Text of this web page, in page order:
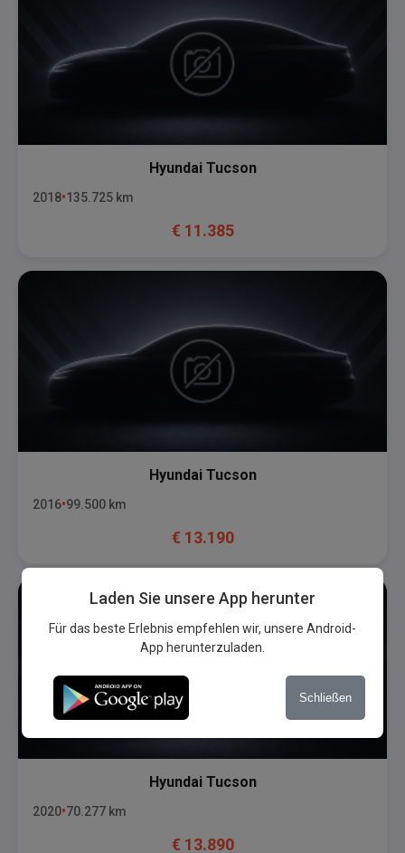
Hyundai Tucson
2018 135.725 km
€ 11.385
Hyundai Tucson
2016 99.500 km
€ 13.190
Hyundai Tucson
2020 70.277 km
€ 13.890
Laden Sie unsere App herunter
Für das beste Erlebnis empfehlen wir, unsere Android-
App herunterzuladen.
Schließen